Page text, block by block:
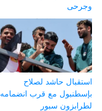
وجرحى
استقبال حاشد لصلاح
بإسطنبول مع قرب انضمامه
لطرابزون سبور